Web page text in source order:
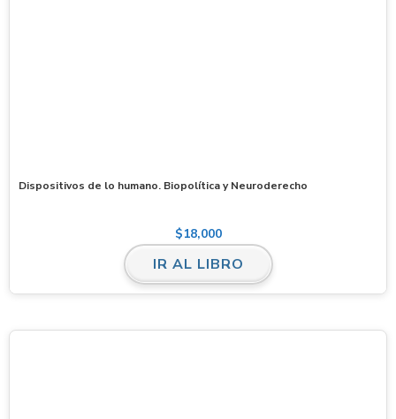
Dispositivos de lo humano. Biopolítica y Neuroderecho
$18,000
IR AL LIBRO